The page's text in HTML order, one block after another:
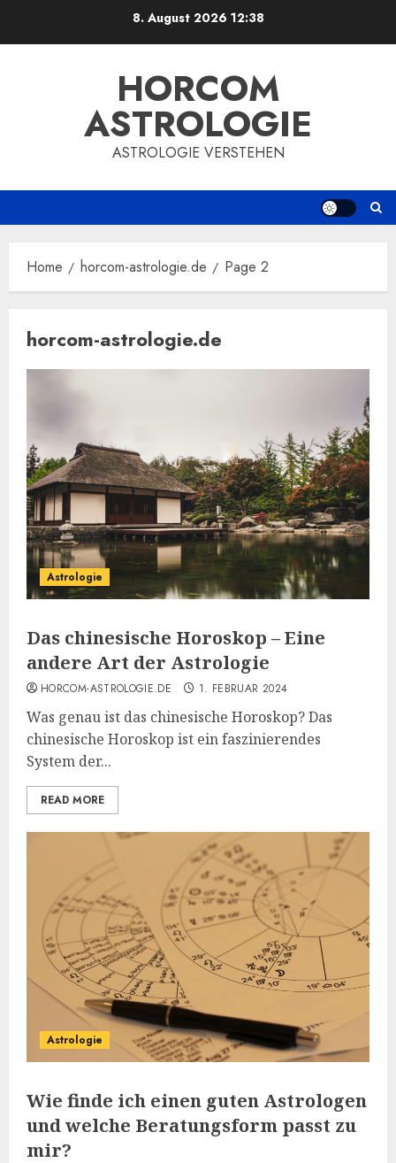
8. August 2026 12:38
HORCOM
ASTROLOGIE
ASTROLOGIE VERSTEHEN
Home horcom-astrologie.de Page 2
horcom-astrologie.de
Astrologie
Das chinesische Horoskop – Eine
andere Art der Astrologie
HORCOM-ASTROLOGIE.DE 1. FEBRUAR 2024
Was genau ist das chinesische Horoskop? Das
chinesische Horoskop ist ein faszinierendes
System der...
READ MORE
Astrologie
Wie finde ich einen guten Astrologen
und welche Beratungsform passt zu
mir?